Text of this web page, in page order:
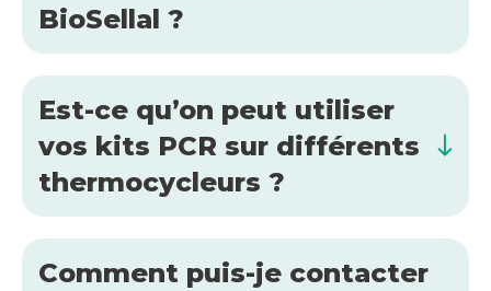
BioSellal ?
Est-ce qu’on peut utiliser
vos kits PCR sur différents
thermocycleurs ?
Comment puis-je contacter